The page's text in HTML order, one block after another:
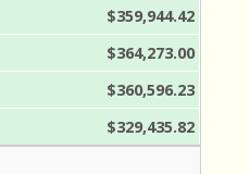
$359,944.42
$364,273.00
$360,596.23
$329,435.82